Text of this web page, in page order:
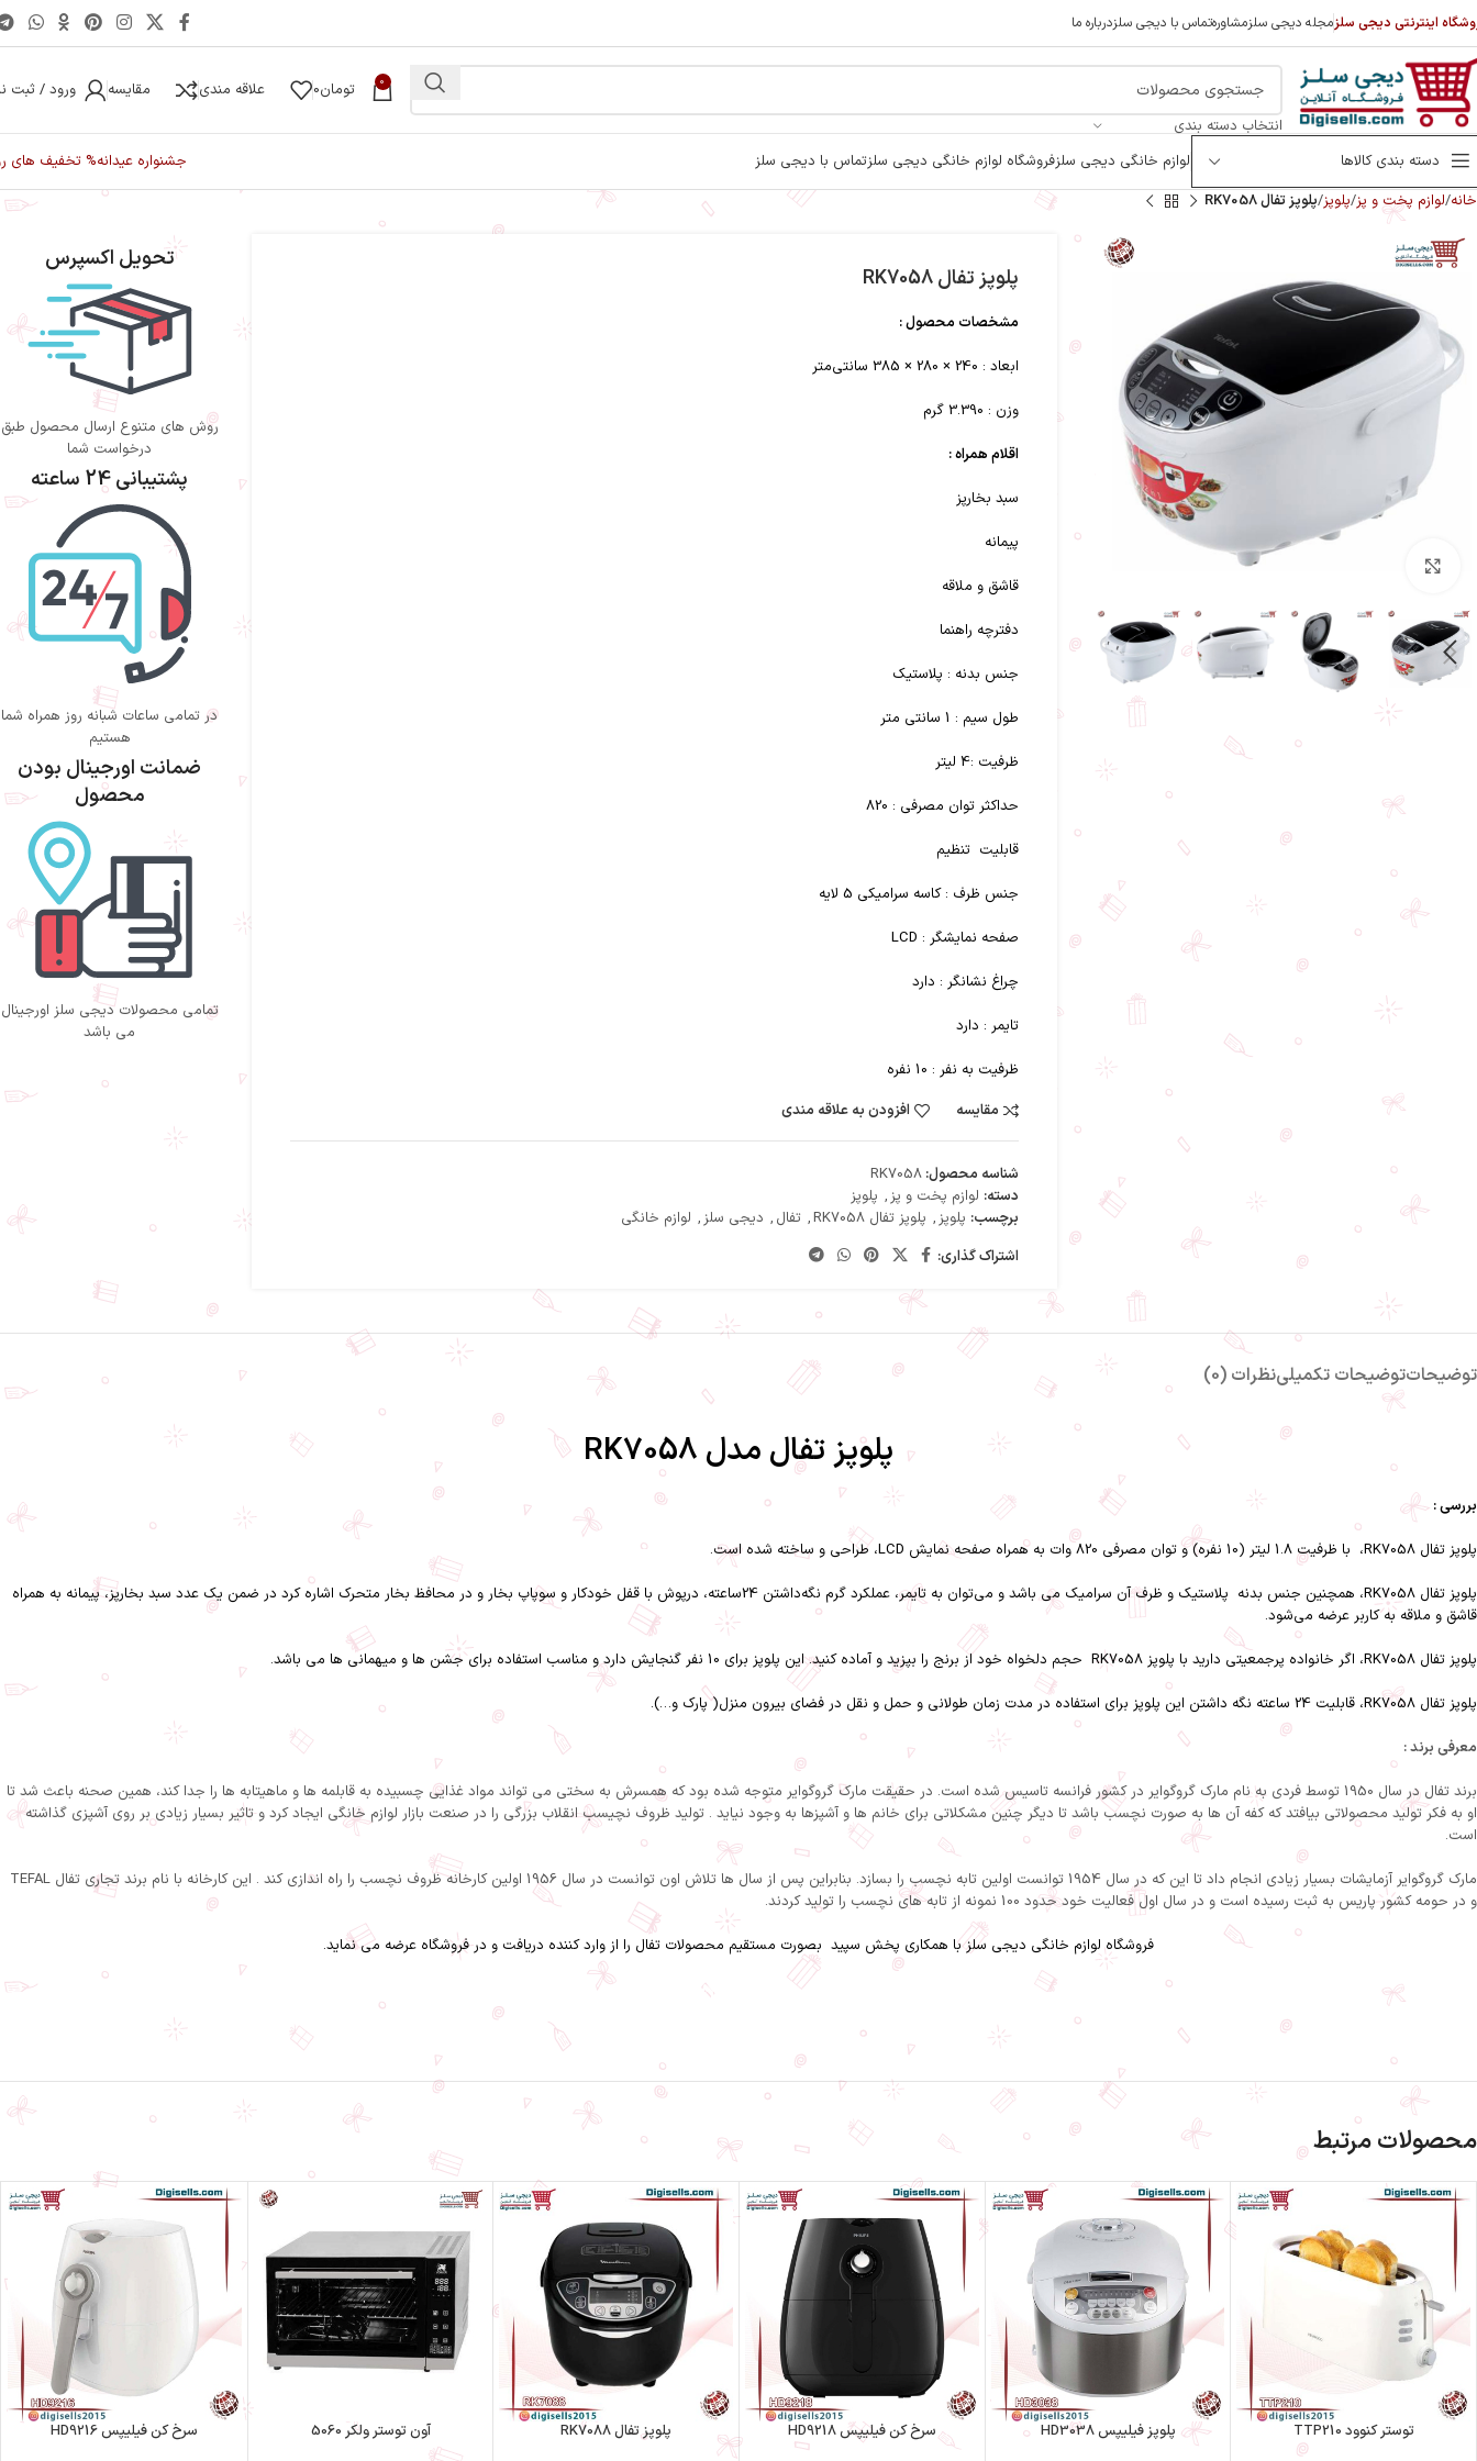
اینترنتی دیجی سلزمجله دیجی سلزمشاورهتماس با دیجی سلزدرباره ما
انتخاب دسته بندی
0 تومان0 علاقه مندی مقایسه ورود / ثبت
دسته بندی کالاها لوازم خانگی دیجی سلزفروشگاه لوازم خانگی دیجی سلزتماس با دیجی سلز جشنواره عیدانه% تخفیف های
خانه لوازم پخت و پز پلوپز پلوپز تفال RK7058
پلوپز تفال RK7058
مشخصات محصول :
ابعاد : 240 × 280 × 385 سانتی‌متر
وزن : 3.390 گرم
اقلام همراه :
سبد بخارپز
پیمانه
قاشق و ملاقه
دفترچه راهنما
جنس بدنه : پلاستیک
طول سیم : 1 سانتی متر
ظرفیت :4 لیتر
حداکثر توان مصرفی : 820
قابلیت تنظیم
جنس ظرف :کاسه سرامیکی 5 لایه
صفحه نمایشگر : LCD
چراغ نشانگر : دارد
تایمر : دارد
ظرفیت به نفر : 10 نفره
مقایسه
افزودن به علاقه مندی
شناسه محصول: RK7058
دسته: لوازم پخت و پز, پلوپز
برچسب: پلوپز, پلوپز تفال RK7058 , تفال , دیجی سلز, لوازم خانگی
اشتراک گذاری:
تحویل اکسپرس
روش های متنوع ارسال محصول طبق
درخواست شما
پشتیبانی 24 ساعته
در تمامی ساعات شبانه روز همراه شما
هستیم
ضمانت اورجینال بودن
محصول
تمامی محصولات دیجی سلز اورجینال
می باشد
توضیحاتتوضیحات تکمیلینظرات (0)
پلوپز تفال مدل RK7058
بررسی :
پلوپز تفال RK7058، با ظرفیت 1.8 لیتر (10 نفره) و توان مصرفی 820 وات به همراه صفحه‌ نمایش LCD، طراحی و ساخته ‌شده است.
پلوپز تفال RK7058، همچنین جنس بدنه‌ پلاستیک و ظرف آن سرامیک می باشد و
می‌توان به تایمر، عملکرد گرم نگه‌داشتن 24ساعته، درپوش با قفل خودکار و سوپاپ بخار و در محافظ بخار متحرک اشاره کرد در ضمن یک عدد سبد بخارپز، پیمانه به همراه
قاشق و ملاقه به کاربر عرضه می‌شود.
پلوپز تفال RK7058، اگر خانواده پرجمعیتی دارید با پلوپز RK7058 حجم دلخواه خود از برنج را بپزید و آماده کنید. این پلوپز برای 10 نفر گنجایش دارد و مناسب استفاده برای جشن ها و میهمانی ها می باشد.
پلوپز تفال RK7058، قابلیت 24 ساعته نگه داشتن این پلوپز برای استفاده در مدت زمان طولانی و حمل و نقل در فضای بیرون منزل( پارک و…).
معرفی برند :
برند تفال در سال 1950 توسط فردی به نام مارک گروگوایر در کشور فرانسه تاسیس شده است. در حقیقت مارک گروگوایر متوجه شده بود که همسرش به سختی می تواند مواد غذایی چسبیده به قابلمه ها و ماهیتابه ها را جدا کند، همین صحنه باعث شد تا
او به فکر تولید محصولاتی بیافتد که کفه آن ها به صورت نچسب باشد تا دیگر چنین مشکلاتی برای خانم ها و آشپزها به وجود نیاید . تولید ظروف نچیسب انقلاب بزرگی را در صنعت بازار لوازم خانگی ایجاد کرد و تاثیر بسیار زیادی بر روی آشپزی گذاشته
است.
مارک گروگوایر آزمایشات بسیار زیادی انجام داد تا این که در سال 1954 توانست اولین تابه نچسب را بسازد. بنابراین پس از سال ها تلاش اون توانست در سال 1956 اولین کارخانه ظروف نچسب را راه اندازی کند . این کارخانه با نام برند تجاری تفال TEFAL
و در حومه کشور پاریس به ثبت رسیده است و در سال اول فعالیت خود حدود 100 نمونه از تابه های نچسب را تولید کردند.
فروشگاه لوازم خانگی دیجی سلزبا همکاری پخش سپید بصورت مستقیم محصولات تفال را از وارد کننده دریافت و در فروشگاه عرضه می نماید.
پلوپز تفال RK7058
محصولات مرتبط
توستر کنوود TTP210 پلوپز فیلیپس HD3038 سرخ کن فیلیپس HD9218 پلوپز تفال RK7088 آون توستر ولکر 5060 سرخ کن فیلیپس HD9216